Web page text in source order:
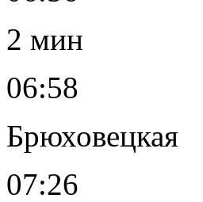
2 мин
06:58
Брюховецкая
07:26